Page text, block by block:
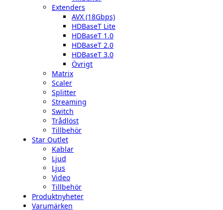
Extenders
AVX (18Gbps)
HDBaseT Lite
HDBaseT 1.0
HDBaseT 2.0
HDBaseT 3.0
Övrigt
Matrix
Scaler
Splitter
Streaming
Switch
Trådlöst
Tillbehör
Star Outlet
Kablar
Ljud
Ljus
Video
Tillbehör
Produktnyheter
Varumärken